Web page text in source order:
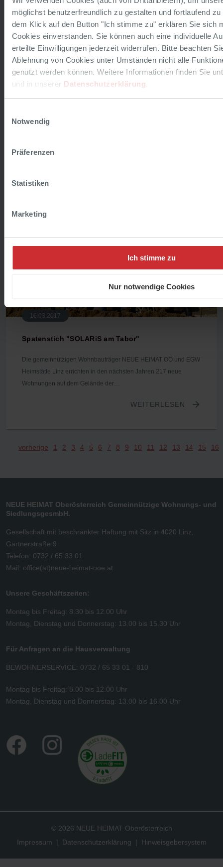
möglichst benutzerfreundlich zu gestalten und fortlaufend
dem Klick auf den Button "Ich stimme zu" erklären Sie sich
Cookies einverstanden. Sie können auch eine individuelle
erteilte Einwilligungen jederzeit widerrufen. Bitte beachten
Ablehnung von Cookies unter Umständen nicht alle
genutzt werden können. Weitere Informationen finden Sie
und in unserer Datenschutzerklärung
Notwendig
Präferenzen
Statistiken
Marketing
Ich stimme zu
Nur notwendige Cookies
22.05.2017
Eröffnung des neuen und modernen
Kulturzentrums "Spinnerei" in Traun
16.03.2017
Spatenstich "SOLARiS am Tabor"
Die gemeinnützigen Wohnbauträger NEUE HEIMAT OÖ und EGW
Heimstätte Linz errichten in den nächsten Jahren 217 neue
Wohnungen auf dem Gelände der…
WEITERLESEN
vorherige 1 2 3 4 5 6 7 8 9 10 11 12 13 14 15 16
NEUE HEIMAT Oberösterreich Gemeinnützige Wohnungs- und
SiedlungsgesmbH.
Gesellschaft mit beschränkter Haftung mit Sitz in 4020 Linz,
Gärtnerstraße 9
Telefon: 0732 / 65 33 01
Mail: office(at)neue-heimat-ooe.at
Unsere Geschäftszeiten:
Montag bis Freitag: 8.30 bis 12.00 Uhr
Montag, Dienstag und Donnerstag: 13.00 bis 15.30 Uhr
Für Anfragen an die Hausverwaltung
BEWOHNERSERVICE: 0732 / 65 33 01 - 810
Montag bis Freitag: 8.00 bis 12.00 Uhr
Montag, Dienstag und Donnerstag: 13.00 bis 16.00 Uhr
© 2026 NEUE HEIMAT Oberösterreich
Impressum | Datenschutzerklärung | Hinweisgebersystem